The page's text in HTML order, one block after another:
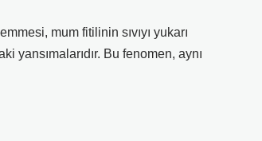
mum fitilinin sıvıyı yukarı
yansımalarıdır. Bu fenomen, aynı